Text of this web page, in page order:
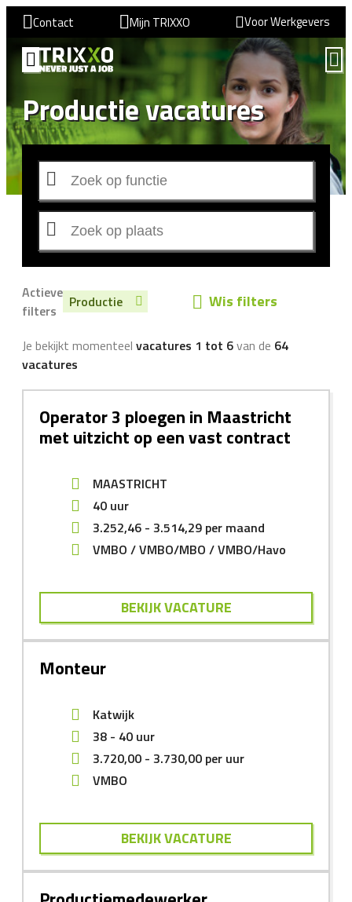
Contact Mijn TRIXXO Voor Werkgevers
Productie vacatures
Actieve
filters
Productie Wis filters
Je bekijkt momenteel vacatures 1 tot 6van de 64
vacatures
Operator 3 ploegen in Maastricht
met uitzicht op een vast contract
MAASTRICHT
40 uur
3.252,46 - 3.514,29 per maand
VMBO
VMBO/MBO VMBO/Havo
BEKIJK VACATURE
Monteur
Katwijk
38 - 40 uur
3.720,00 - 3.730,00 per uur
VMBO
BEKIJK VACATURE